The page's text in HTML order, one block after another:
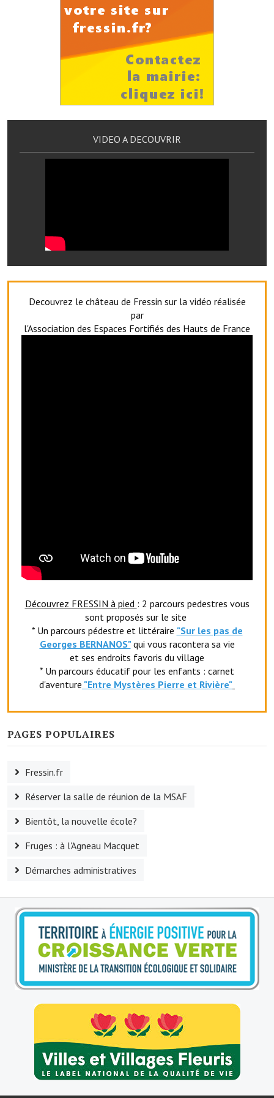
Les réseaux partenaires
L'association des maires
L'office de tourisme
VILLE PRATIQUE
Services publics intercommunaux
Affaires scolaires, CCAS
France Renov
Services publics communaux
Démarches administratives
Urbanisme
Artisans
Agents immobiliers
Réserver une salle
Salle Georges Delépine
Maison des services et des associations fressinoises
VILLE ACTIVE
Village culturel
La société musicale de l'Avenir Fressinois
Le club de l'amitié
L'association Avotra-France
Le foyer de la Planquette
L'association des anciens combattants
L'association des anciens sapeurs-pompiers volontaires
L'US Crequy Fressin
La société de chasse
VIDEO A DECOUVRIR
Decouvrez le château de Fressin sur la vidéo réalisée
par
l'Association des Espaces Fortifiés des Hauts de France
Découvrez FRESSIN à pied : 2 parcours pedestres vous
sont proposés sur le site
* Un parcours pédestre et littéraire "Sur les pas de
Georges BERNANOS" qui vous racontera sa vie
et ses endroits favoris du village
* Un parcours éducatif pour les enfants : carnet
d'aventure "Entre Mystères Pierre et Rivière"
PAGES POPULAIRES
Fressin.fr
Réserver la salle de réunion de la MSAF
Bientôt, la nouvelle école?
Fruges : à l'Agneau Macquet
Démarches administratives